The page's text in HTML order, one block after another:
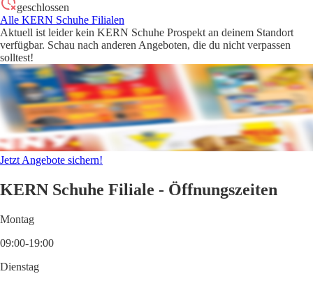
geschlossen
Alle KERN Schuhe Filialen
Aktuell ist leider kein KERN Schuhe Prospekt an deinem Standort
verfügbar. Schau nach anderen Angeboten, die du nicht verpassen
solltest!
Jetzt Angebote sichern!
KERN Schuhe Filiale - Öffnungszeiten
Montag
09:00-19:00
Dienstag